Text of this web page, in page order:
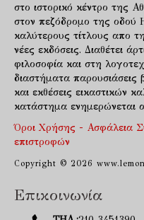
στο ιστορικό κέντρο της
στον πεζόδρομο της οδού
καλύτερους τίτλους απο
νέες εκδόσεις. Διαθέτει
φιλοσοφία και στη
διαστήματα
και εκθέσεις εικαστικών
κατάστημα ενημερώνεται
Όροι Χρήσης - Ασφάλεια
επιστροφών
Copyright © 2026
Επικοινωνία